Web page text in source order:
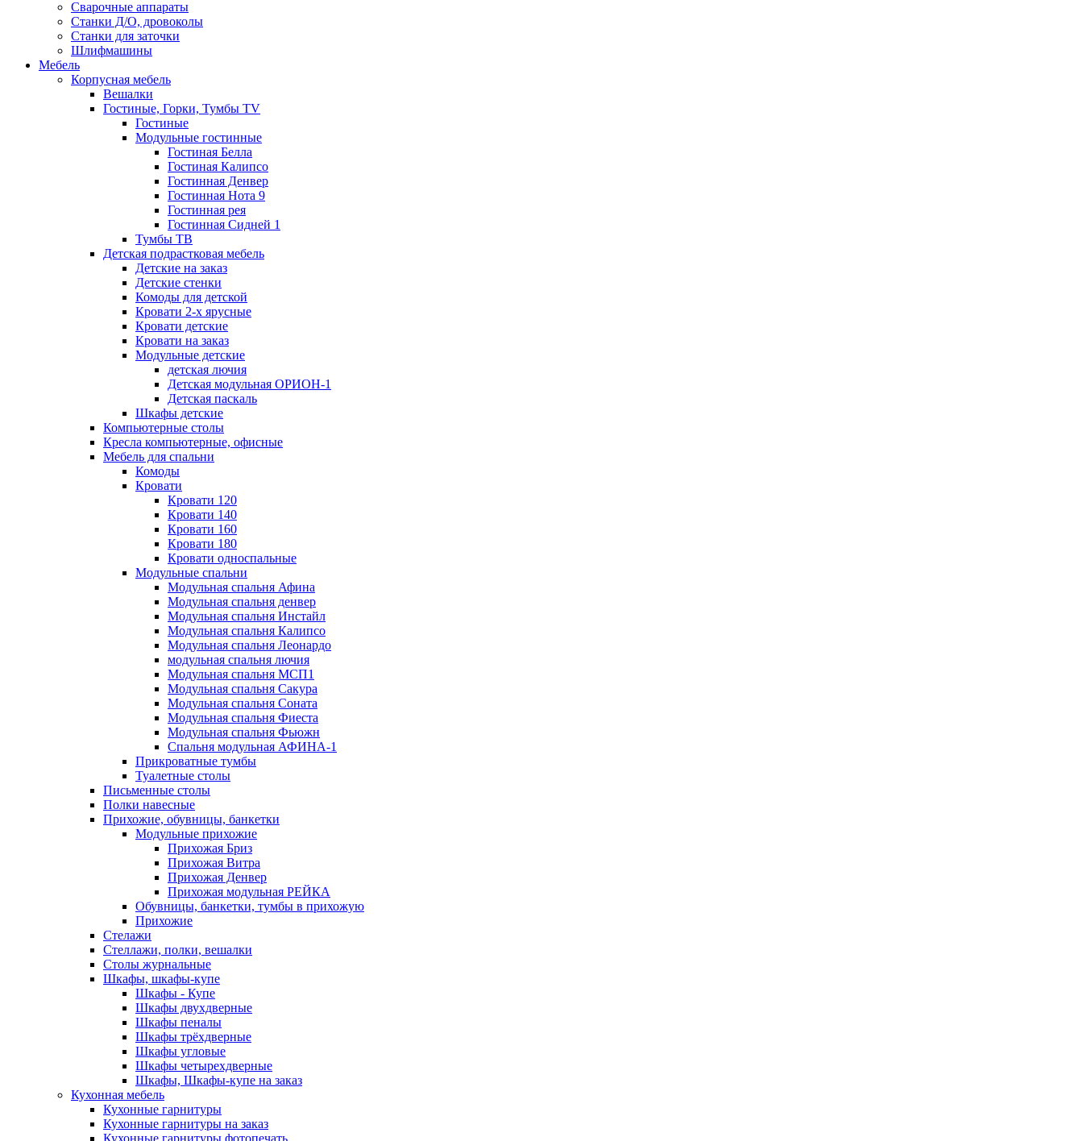
Сварочные аппараты
Станки Д/О, дровоколы
Станки для заточки
Шлифмашины
Мебель
Корпусная мебель
Вешалки
Гостиные, Горки, Тумбы TV
Гостиные
Модульные гостинные
Гостиная Белла
Гостиная Калипсо
Гостинная Денвер
Гостинная Нота 9
Гостинная рея
Гостинная Сидней 1
Тумбы ТВ
Детская подрастковая мебель
Детские на заказ
Детские стенки
Комоды для детской
Кровати 2-х ярусные
Кровати детские
Кровати на заказ
Модульные детские
детская лючия
Детская модульная ОРИОН-1
Детская паскаль
Шкафы детские
Компьютерные столы
Кресла компьютерные, офисные
Мебель для спальни
Комоды
Кровати
Кровати 120
Кровати 140
Кровати 160
Кровати 180
Кровати односпальные
Модульные спальни
Модульная спальня Афина
Модульная спальня денвер
Модульная спальня Инстайл
Модульная спальня Калипсо
Модульная спальня Леонардо
модульная спальня лючия
Модульная спальня МСП1
Модульная спальня Сакура
Модульная спальня Соната
Модульная спальня Фиеста
Модульная спальня Фьюжн
Спальня модульная АФИНА-1
Прикроватные тумбы
Туалетные столы
Письменные столы
Полки навесные
Прихожие, обувницы, банкетки
Модульные прихожие
Прихожая Бриз
Прихожая Витра
Прихожая Денвер
Прихожая модульная РЕЙКА
Обувницы, банкетки, тумбы в прихожую
Прихожие
Стелажи
Стеллажи, полки, вешалки
Столы журнальные
Шкафы, шкафы-купе
Шкафы - Купе
Шкафы двухдверные
Шкафы пеналы
Шкафы трёхдверные
Шкафы угловые
Шкафы четырехдверные
Шкафы, Шкафы-купе на заказ
Кухонная мебель
Кухонные гарнитуры
Кухонные гарнитуры на заказ